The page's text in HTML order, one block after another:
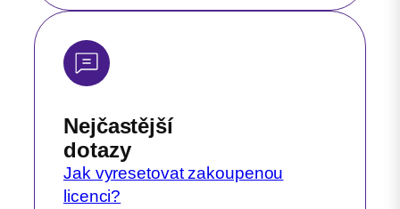
Nejčastější
dotazy
Jak vyresetovat zakoupenou
licenci?